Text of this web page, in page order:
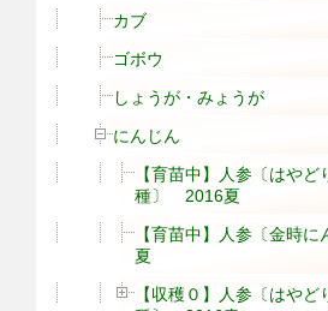
カブ
ゴボウ
しょうが・みょうが
にんじん
【育苗中】人参〔はや
種〕 2016夏
【育苗中】人参〔金時
夏
【収穫０】人参〔はや